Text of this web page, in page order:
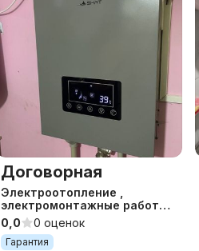
Договорная
Электроотопление ,
электромонтажные работы ,
монтаж электрокотла ,
электрокотел, электрик
проводка
0,0 0 оценок
Гарантия